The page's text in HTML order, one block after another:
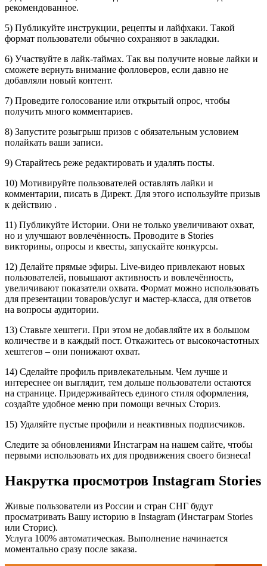
рекомендованное.
5) Публикуйте инструкции, рецепты и лайфхаки. Такой
формат пользователи обычно сохраняют в закладки.
6) Участвуйте в лайк-таймах. Так вы получите новые лайки и
сможете вернуть внимание фолловеров, если давно не
добавляли новый контент.
7) Проведите голосование или открытый опрос, чтобы
получить много комментариев.
8) Запустите розыгрыш призов с обязательным условием
полайкать ваши записи.
9) Старайтесь реже редактировать и удалять посты.
10) Мотивируйте пользователей оставлять лайки и
комментарии, писать в Директ. Для этого используйте призыв
к действию .
11) Публикуйте Истории. Они не только увеличивают охват,
но и улучшают вовлечённость. Проводите в Stories
викторины, опросы и квесты, запускайте конкурсы.
12) Делайте прямые эфиры. Live-видео привлекают новых
пользователей, повышают активность и вовлечённость,
увеличивают показатели охвата. Формат можно использовать
для презентации товаров/услуг и мастер-класса, для ответов
на вопросы аудитории.
13) Ставьте хештеги. При этом не добавляйте их в большом
количестве и в каждый пост. Откажитесь от высокочастотных
хештегов – они понижают охват.
14) Сделайте профиль привлекательным. Чем лучше и
интереснее он выглядит, тем дольше пользователи остаются
на странице. Придерживайтесь единого стиля оформления,
создайте удобное меню при помощи вечных Сториз.
15) Удаляйте пустые профили и неактивных подписчиков.
Следите за обновлениями Инстаграм на нашем сайте, чтобы
первыми использовать их для продвижения своего бизнеса!
Накрутка просмотров Instagram Stories
Живые пользователи из России и стран СНГ будут
просматривать Вашу историю в Instagram (Инстаграм Stories
или Сторис).
Услуга 100% автоматическая. Выполнение начинается
моментально сразу после заказа.